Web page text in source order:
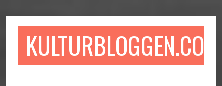
till
till
sidofältet
till
KULTURBLOGGEN.COM